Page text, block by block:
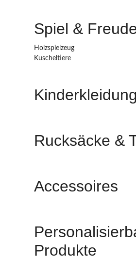
Spiel &
Holzspielzeug
Kuscheltiere
Kinderkleidung
Rucksäcke &
Accessoires
Produkte